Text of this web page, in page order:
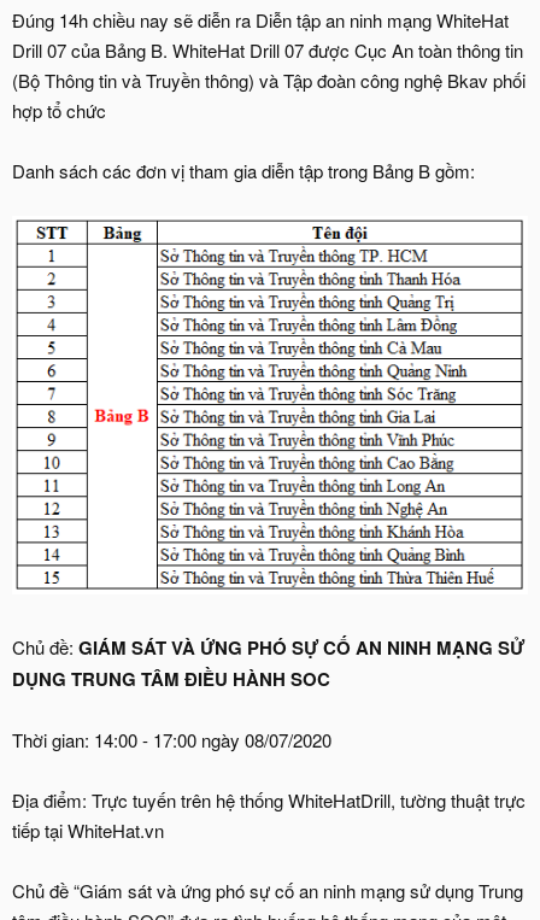
Đúng 14h chiều nay sẽ diễn ra Diễn tập an ninh mạng WhiteHat
Drill 07 của Bảng B. WhiteHat Drill 07 được Cục An toàn thông tin
(Bộ Thông tin và Truyền thông) và Tập đoàn công nghệ Bkav phối
hợp tổ chức
Danh sách các đơn vị tham gia diễn tập trong Bảng B gồm:
Chủ đề: GIÁM SÁT VÀ ỨNG PHÓ SỰ CỐ AN NINH MẠNG SỬ
DỤNG TRUNG TÂM ĐIỀU HÀNH SOC
Thời gian: 14:00 - 17:00 ngày 08/07/2020
Địa điểm: Trực tuyến trên hệ thống WhiteHatDrill, tường thuật trực
tiếp tại WhiteHat.vn
Chủ đề “Giám sát và ứng phó sự cố an ninh mạng sử dụng Trung